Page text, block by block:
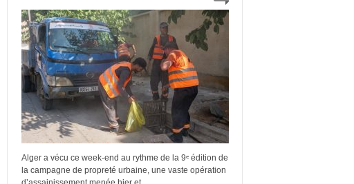
Alger a vécu ce week-end au rythme de la 9ᵉ édition de
la campagne de propreté urbaine, une vaste opération